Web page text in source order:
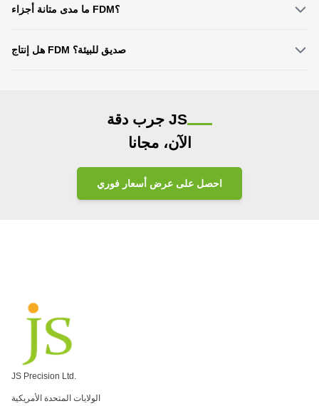
المجوفة والمكونات المتكاملة دون أدوات إضافية، مما يؤدي إلى تسريع التحقق من
ما مدى متانة أجزاء FDM؟
وتلبية احتياجات الاختبار الوظيفي لنماذج البحث والتطوير والمنتجات ذات الدفعات
هل إنتاج FDM صديق للبيئة؟
جرب دقة JS
الآن، مجانا
احصل على عرض أسعار فوري
JS Precision Ltd.
الولايات المتحدة الأمريكية